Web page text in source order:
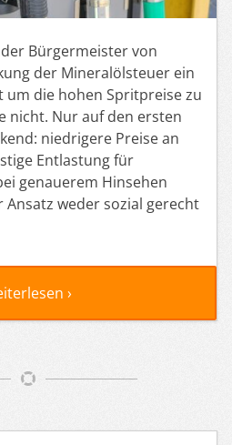
Bürgermeister von
der Mineralölsteuer ein
die hohen Spritpreise zu
nicht. Nur auf den ersten
niedrigere Preise an
Entlastung für
genauerem Hinsehen
Ansatz weder sozial gerecht
›